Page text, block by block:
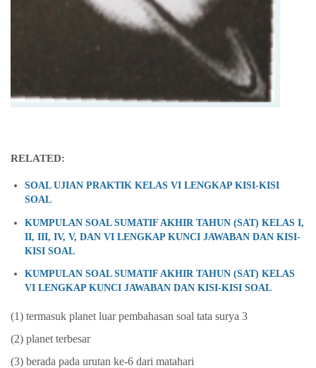
RELATED:
SOAL UJIAN PRAKTIK KELAS VI LENGKAP KISI-KISI
SOAL
KUMPULAN SOAL SUMATIF AKHIR TAHUN (SAT) KELAS I,
II, III, IV, V, DAN VI LENGKAP KUNCI JAWABAN DAN KISI-
KISI SOAL
KUMPULAN SOAL SUMATIF AKHIR TAHUN (SAT) KELAS
VI LENGKAP KUNCI JAWABAN DAN KISI-KISI SOAL
(1) termasuk planet luar pembahasan soal tata surya 3
(2) planet terbesar
(3) berada pada urutan ke-6 dari matahari